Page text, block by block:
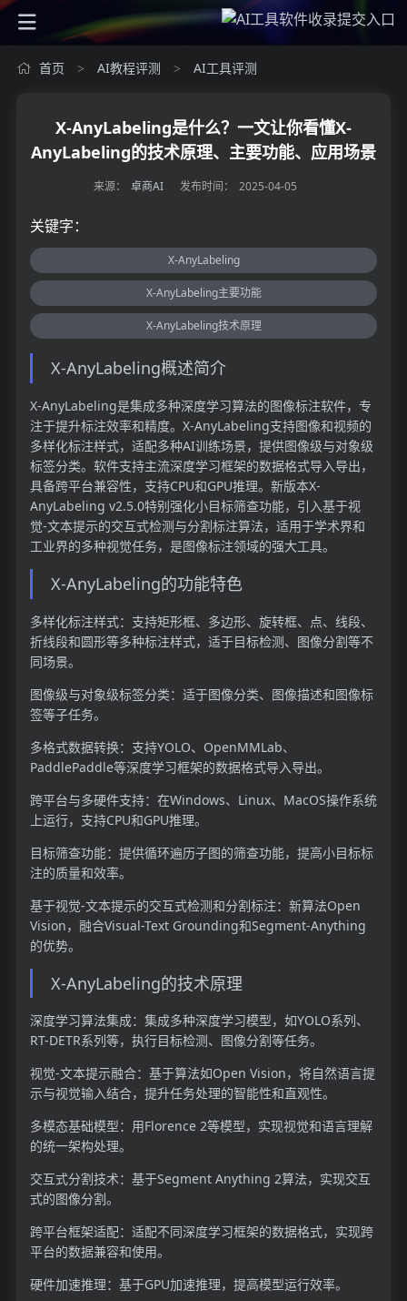
首页 > AI教程评测 > AI工具评测
X-AnyLabeling是什么？一文让你看懂X-
AnyLabeling的技术原理、主要功能、应用场景
来源： 卓商AI 发布时间： 2025-04-05
关键字：
X-AnyLabeling
X-AnyLabeling主要功能
X-AnyLabeling技术原理
X-AnyLabeling概述简介
X-AnyLabeling是集成多种深度学习算法的图像标注软件，专
注于提升标注效率和精度。X-AnyLabeling支持图像和视频的
多样化标注样式，适配多种AI训练场景，提供图像级与对象级
标签分类。软件支持主流深度学习框架的数据格式导入导出，
具备跨平台兼容性，支持CPU和GPU推理。新版本X-
AnyLabeling v2.5.0特别强化小目标筛查功能，引入基于视
觉-文本提示的交互式检测与分割标注算法，适用于学术界和
工业界的多种视觉任务，是图像标注领域的强大工具。
X-AnyLabeling的功能特色
多样化标注样式：支持矩形框、多边形、旋转框、点、线段、
折线段和圆形等多种标注样式，适于目标检测、图像分割等不
同场景。
图像级与对象级标签分类：适于图像分类、图像描述和图像标
签等子任务。
多格式数据转换：支持YOLO、OpenMMLab、
PaddlePaddle等深度学习框架的数据格式导入导出。
跨平台与多硬件支持：在Windows、Linux、MacOS操作系统
上运行，支持CPU和GPU推理。
目标筛查功能：提供循环遍历子图的筛查功能，提高小目标标
注的质量和效率。
基于视觉-文本提示的交互式检测和分割标注：新算法Open
Vision，融合Visual-Text Grounding和Segment-Anything
的优势。
X-AnyLabeling的技术原理
深度学习算法集成：集成多种深度学习模型，如YOLO系列、
RT-DETR系列等，执行目标检测、图像分割等任务。
视觉-文本提示融合：基于算法如Open Vision，将自然语言提
示与视觉输入结合，提升任务处理的智能性和直观性。
多模态基础模型：用Florence 2等模型，实现视觉和语言理解
的统一架构处理。
交互式分割技术：基于Segment Anything 2算法，实现交互
式的图像分割。
跨平台框架适配：适配不同深度学习框架的数据格式，实现跨
平台的数据兼容和使用。
硬件加速推理：基于GPU加速推理，提高模型运行效率。